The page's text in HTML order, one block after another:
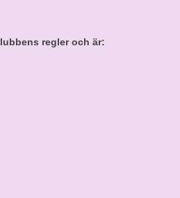
regler och är: